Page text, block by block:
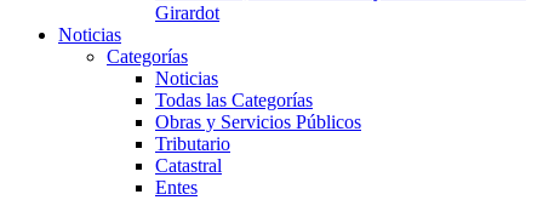
Girardot
Noticias
Categorías
Noticias
Todas las Categorías
Obras y Servicios Públicos
Tributario
Catastral
Entes